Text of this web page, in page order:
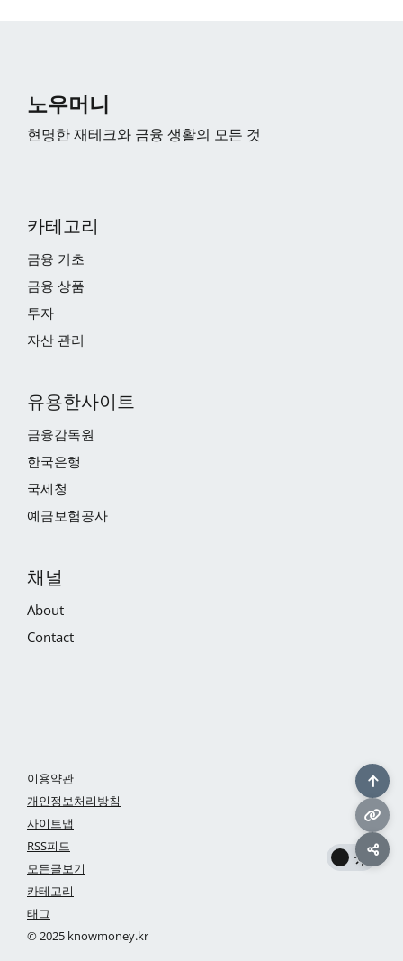
노우머니
현명한 재테크와 금융 생활의 모든 것
카테고리
금융 기초
금융 상품
투자
자산 관리
유용한사이트
금융감독원
한국은행
국세청
예금보험공사
채널
About
Contact
이용약관
개인정보처리방침
사이트맵
RSS피드
모든글보기
카테고리
태그
© 2025 knowmoney.kr